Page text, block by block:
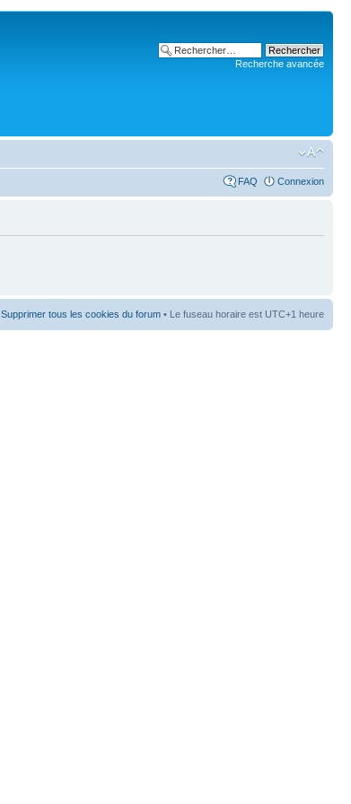
Recherche avancée
FAQ Connexion
Supprimer tous les cookies du forum • Le fuseau horaire est UTC+1 heure